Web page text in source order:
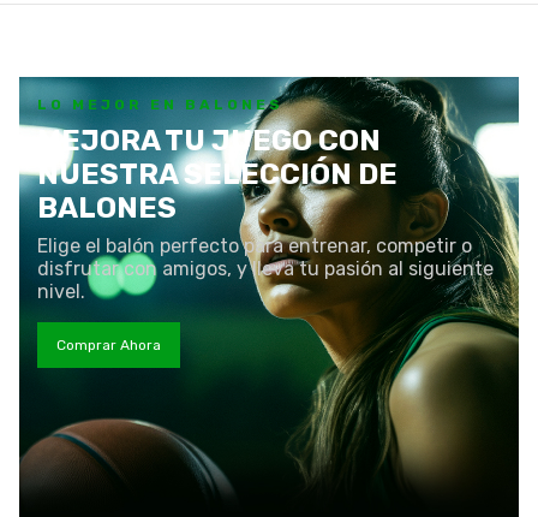
LO MEJOR EN BALONES
MEJORA TU JUEGO CON
NUESTRA SELECCIÓN DE
BALONES
Elige el balón perfecto para entrenar, competir o
disfrutar con amigos, y lleva tu pasión al siguiente
nivel.
Comprar Ahora